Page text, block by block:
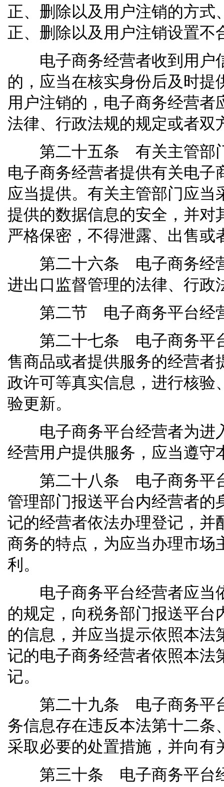
正、删除以及用户注销的方
正、删除以及用户注销设置不
电子商务经营者收到用户
的，应当在核实身份后及时
用户注销的，电子商务经营
法律、行政法规的规定或者双
第二十五条 有关主管部门
电子商务经营者提供有关电
应当提供。有关主管部门应
提供的数据信息的安全，并对
严格保密，不得泄露、出售或
第二十六条 电子商务经营
进出口监督管理的法律、行政
第二节 电子商务平台经
第二十七条 电子商务平台
售商品或者提供服务的经营者
政许可等真实信息，进行核验
验更新。
电子商务平台经营者为进
经营用户提供服务，应当遵守
第二十八条 电子商务平台
管理部门报送平台内经营者
记的经营者依法办理登记，并
商务的特点，为应当办理市场
利。
电子商务平台经营者应当
的规定，向税务部门报送平
的信息，并应当提示依照本
记的电子商务经营者依照本法
记。
第二十九条 电子商务平台
务信息存在违反本法第十二
采取必要的处置措施，并向有
第三十条 电子商务平台经